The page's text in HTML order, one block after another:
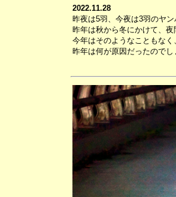
2022.11.28
昨夜は5羽、今夜は3羽のヤン
昨年は秋から冬にかけて、夜
今年はそのようなこともなく
昨年は何が原因だったのでし